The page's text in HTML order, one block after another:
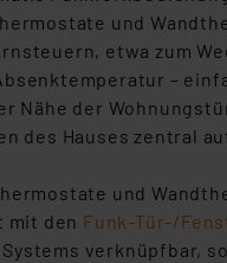
und
etwa zum
–
Nähe der
des Hauses zentral
und
mit den Funk-Tür-/
verknüpfbar,